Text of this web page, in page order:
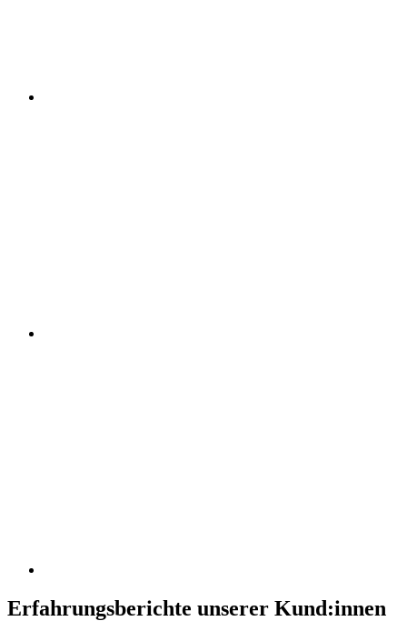
Erfahrungsberichte unserer Kund:innen